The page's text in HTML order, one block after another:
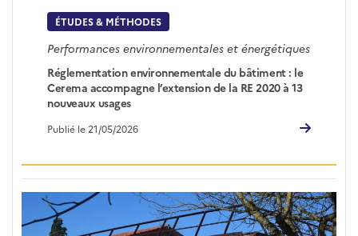
ÉTUDES & MÉTHODES
Performances environnementales et énergétiques
Réglementation environnementale du bâtiment : le
Cerema accompagne l’extension de la RE 2020 à 13
nouveaux usages
Publié le 21/05/2026